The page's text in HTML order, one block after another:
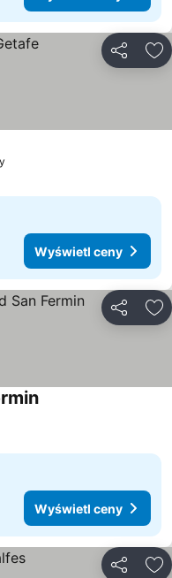
Wyświetl ceny
Wyświetl ceny
Wyświetl ceny